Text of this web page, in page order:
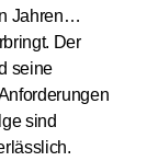
Jahren
Der
seine
sind